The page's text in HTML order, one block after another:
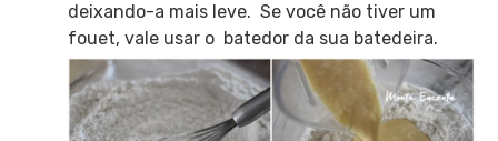
deixando-a mais leve. Se você não tiver um
fouet, vale usar o batedor da sua batedeira.